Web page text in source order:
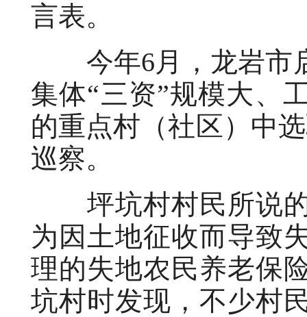
言表。
今年6月，龙岩市
集体“三资”规模大、
的重点村（社区）中
巡察。
坪坑村村民所说的
为因土地征收而导致
理的失地农民养老保
坑村时发现，不少村